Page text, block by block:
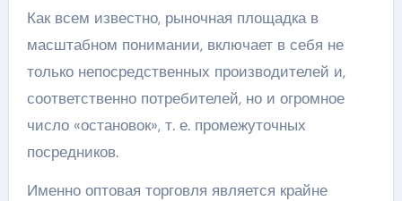
Как всем известно, рыночная площадка в
масштабном понимании, включает в себя не
только непосредственных производителей и,
соответственно потребителей, но и огромное
число «остановок», т. е. промежуточных
посредников.
Именно оптовая торговля является крайне